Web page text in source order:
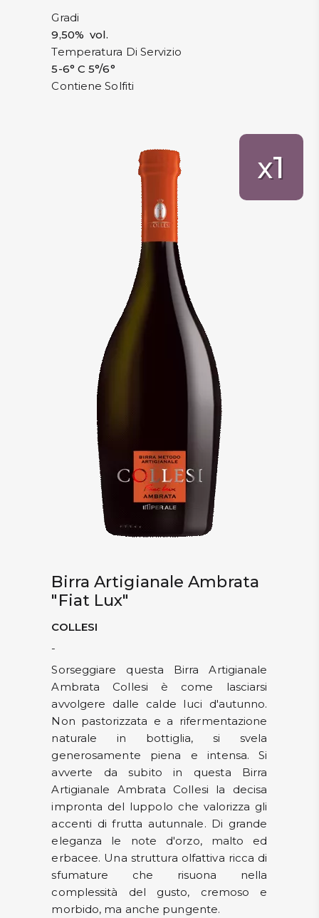
Gradi
9,50% vol.
Temperatura Di Servizio
5-6° C 5°/6°
Contiene Solfiti
Birra Artigianale Ambrata
"Fiat Lux"
COLLESI
-
Sorseggiare questa Birra Artigianale
Ambrata Collesi è come lasciarsi
avvolgere dalle calde luci d'autunno.
Non pastorizzata e a rifermentazione
naturale in bottiglia, si svela
generosamente piena e intensa. Si
avverte da subito in questa Birra
Artigianale Ambrata Collesi la decisa
impronta del luppolo che valorizza gli
accenti di frutta autunnale. Di grande
eleganza le note d'orzo, malto ed
erbacee. Una struttura olfattiva ricca di
sfumature che risuona nella
complessità del gusto, cremoso e
morbido, ma anche pungente.
x1